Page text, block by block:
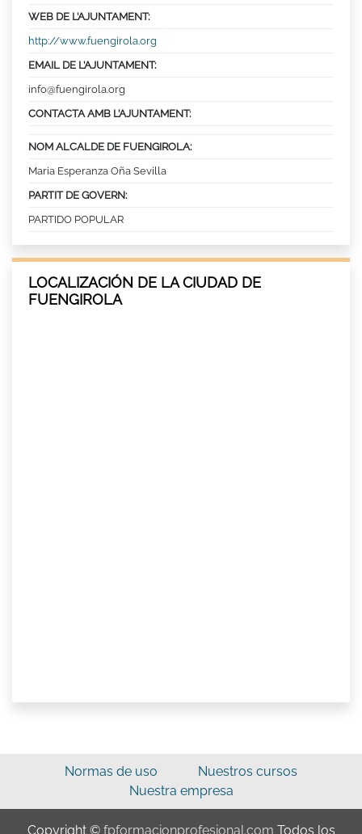
WEB DE L’AJUNTAMENT:
http://www.fuengirola.org
EMAIL DE L’AJUNTAMENT:
info@fuengirola.org
CONTACTA AMB L’AJUNTAMENT:
NOM ALCALDE DE FUENGIROLA:
Maria Esperanza Oña Sevilla
PARTIT DE GOVERN:
PARTIDO POPULAR
LOCALIZACIÓN DE LA CIUDAD DE
FUENGIROLA
Normas de uso
Nuestros cursos
Nuestra empresa
Copyright © fpformacionprofesional.com Todos los